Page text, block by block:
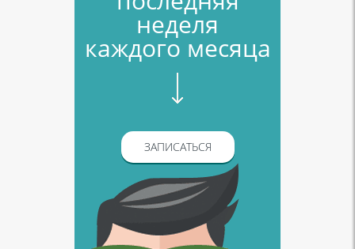
неделя
каждого месяца
ЗАПИСАТЬСЯ